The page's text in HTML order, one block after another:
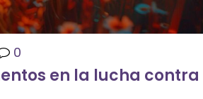
0
en la lucha contra